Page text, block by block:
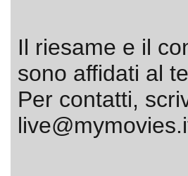
Il riesame e il
sono affidati al
Per contatti,